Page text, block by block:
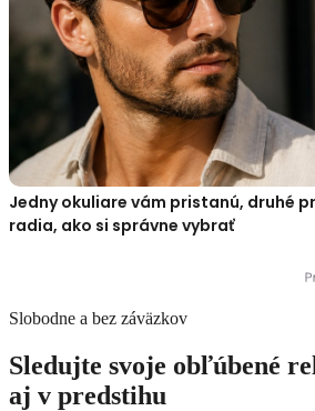
Jedny okuliare vám pristanú, druhé
radia, ako si správne vybrať
Slobodne a bez záväzkov
Sledujte svoje obľúbené
aj v predstihu